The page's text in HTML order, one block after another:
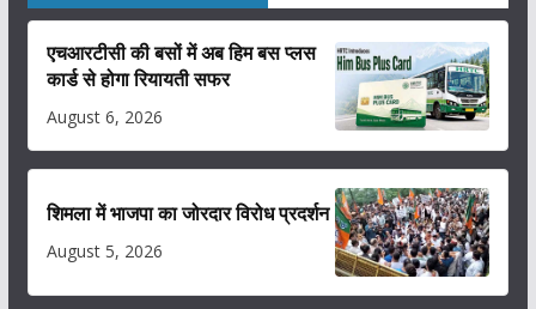
एचआरटीसी की बसों में अब हिम बस प्लस
कार्ड से होगा रियायती सफर
August 6, 2026
शिमला में भाजपा का जोरदार विरोध प्रदर्शन
August 5, 2026